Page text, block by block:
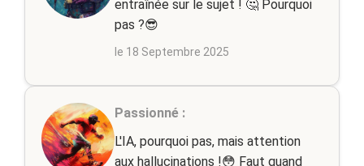
entraînée sur le sujet ! 🤔 Pourquoi
pas ?😎
le 18 Septembre 2025
Passionné :
L'IA, pourquoi pas, mais attention
aux hallucinations !😳 Faut quand